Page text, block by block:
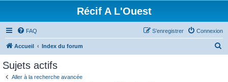
Récif A L'Ouest
FAQ Connexion
S’enregistrer
Accueil Index du forum
Sujets actifs
Aller à la recherche avancée